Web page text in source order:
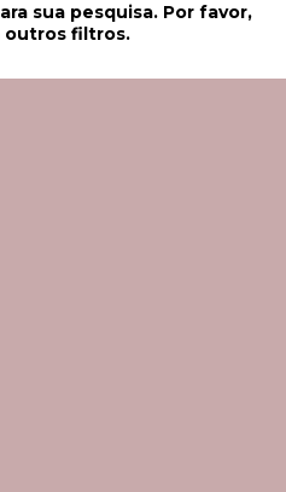
sua pesquisa. Por favor,
filtros.